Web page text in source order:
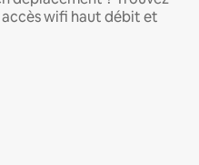
wifi haut débit et